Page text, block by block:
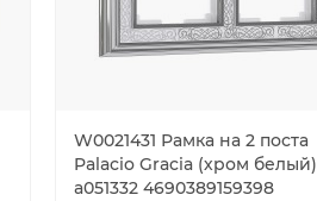
W0021431 Рамка на 2 поста
Palacio Gracia (хром белый)
a051332 4690389159398